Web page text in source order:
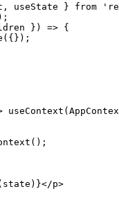
useState } from
}) => {
p>